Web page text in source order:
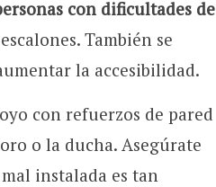
con dificultades de
También se
la accesibilidad.
con refuerzos de pared
o la ducha. Asegúrate
instalada es tan